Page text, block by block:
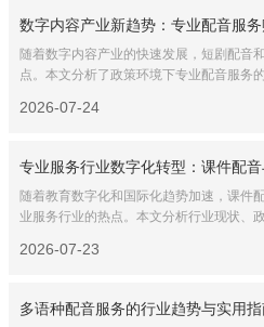
数字内容产业新趋势：专业配音服务
随着数字内容产业的快速发展，短剧配音
点。本文分析了政策环境下专业配音服务
2026-07-24
专业服务行业数字化转型：课件配音
随着教育数字化和国际化趋势加速，课件
业服务行业的热点。本文分析行业现状、
2026-07-23
多语种配音服务的行业趋势与实用